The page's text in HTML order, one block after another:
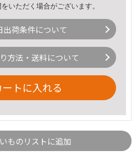
いただく場合がございます。
出荷条件について
方法・送料について
ートに入れる
ものリストに追加